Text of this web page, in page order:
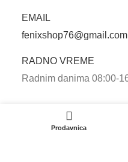
EMAIL
fenixshop76@gmail.com
RADNO VREME
Radnim danima 08:00-
INFORMACIJE
IsporukaProdavnica